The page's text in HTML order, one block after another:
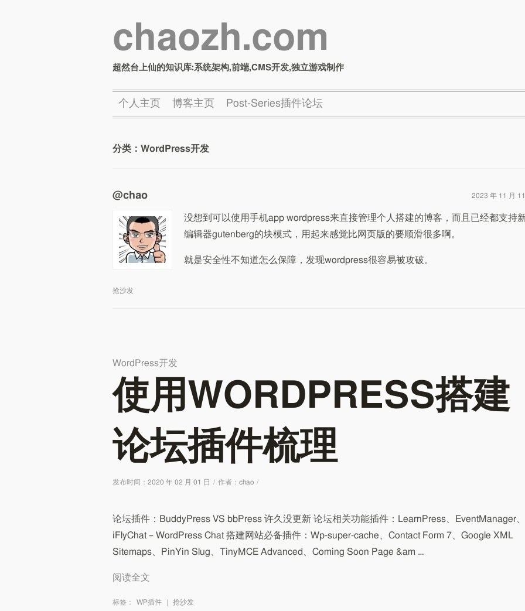
chaozh.com
超然台上仙的知识库:系统架构,前端,CMS开发,独立游戏制作
个人主页 博客主页 Post-Series插件论坛
分类： WordPress开发
@chao 2023 年 11 月
没想到可以使用手机app wordpress来直接管理个人搭建的博客，而且已经都支持
编辑器gutenberg的块模式，用起来感觉比网页版的要顺滑很多啊。
就是安全性不知道怎么保障，发现wordpress很容易被攻破。
抢沙发
WordPress开发
使用WORDPRESS搭建
论坛插件梳理
发布时间： 2020 年 02 月 01 日 / 作者： chao /
论坛插件：BuddyPress VS bbPress 许久没更新 论坛相关功能插件：LearnPress、EventManager、
iFlyChat – WordPress Chat 搭建网站必备插件：Wp-super-cache、Contact Form 7、Google XML
Sitemaps、PinYin Slug、TinyMCE Advanced、Coming Soon Page &am …
阅读全文
标签： WP插件 抢沙发